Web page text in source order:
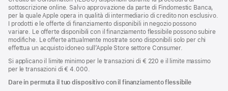
sottoscrizione online. Salvo approvazione da parte di Findomestic Banca,
per la quale Apple opera in qualità di intermediario di credito non esclusivo.
I prodotti e le offerte di finanziamento disponibili in negozio possono
variare. Le offerte disponibili con il finanziamento flessibile possono subire
modifiche. Le offerte attualmente mostrate sono disponibili solo per chi
effettua un acquisto idoneo sull’Apple Store settore Consumer.
Si applicano il limite minimo per le transazioni di € 220 e il limite massimo
per le transazioni di € 4.000.
Dare in permuta il tuo dispositivo con il finanziamento flessibile